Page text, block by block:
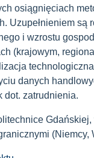
osiągnięciach
Uzupełnieniem są
i wzrostu
(krajowym,
danych
dot. zatrudnienia.
Gdańskiej,
(Niemcy,